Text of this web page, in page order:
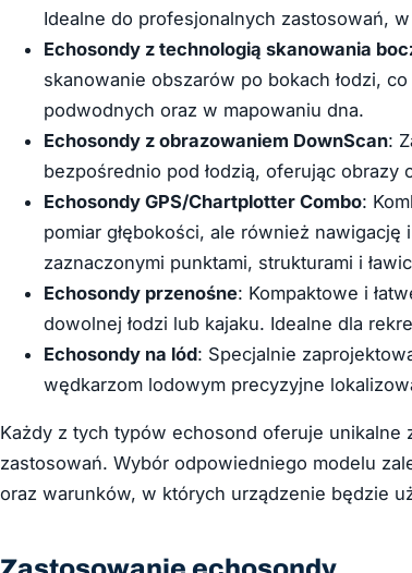
Idealne do profesjonalnych zastosowań,
Echosondy z technologią skanowania
skanowanie obszarów po bokach łodzi,
podwodnych oraz w mapowaniu dna.
Echosondy z obrazowaniem DownScan:
bezpośrednio pod łodzią, oferując
Echosondy GPS/Chartplotter Combo:
pomiar głębokości, ale również
zaznaczonymi punktami, strukturami i
Echosondy przenośne: Kompaktowe i
dowolnej łodzi lub kajaku. Idealne dla
Echosondy na lód: Specjalnie
wędkarzom lodowym precyzyjne
Każdy z tych typów echosond oferuje
zastosowań. Wybór odpowiedniego modelu
oraz warunków, w których urządzenie będzie